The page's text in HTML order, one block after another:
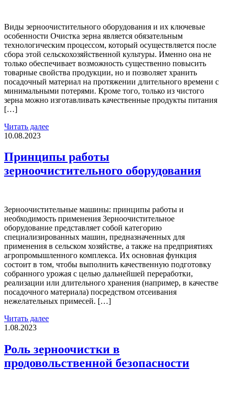
Виды зерноочистительного оборудования и их ключевые
особенности Очистка зерна является обязательным
технологическим процессом, который осуществляется после
сбора этой сельскохозяйственной культуры. Именно она не
только обеспечивает возможность существенно повысить
товарные свойства продукции, но и позволяет хранить
посадочный материал на протяжении длительного времени с
минимальными потерями. Кроме того, только из чистого
зерна можно изготавливать качественные продукты питания
[…]
Читать далее
10.08.2023
Принципы работы
зерноочистительного оборудования
Зерноочистительные машины: принципы работы и
необходимость применения Зерноочистительное
оборудование представляет собой категорию
специализированных машин, предназначенных для
применения в сельском хозяйстве, а также на предприятиях
агропромышленного комплекса. Их основная функция
состоит в том, чтобы выполнить качественную подготовку
собранного урожая с целью дальнейшей переработки,
реализации или длительного хранения (например, в качестве
посадочного материала) посредством отсеивания
нежелательных примесей. […]
Читать далее
1.08.2023
Роль зерноочистки в
продовольственной безопасности